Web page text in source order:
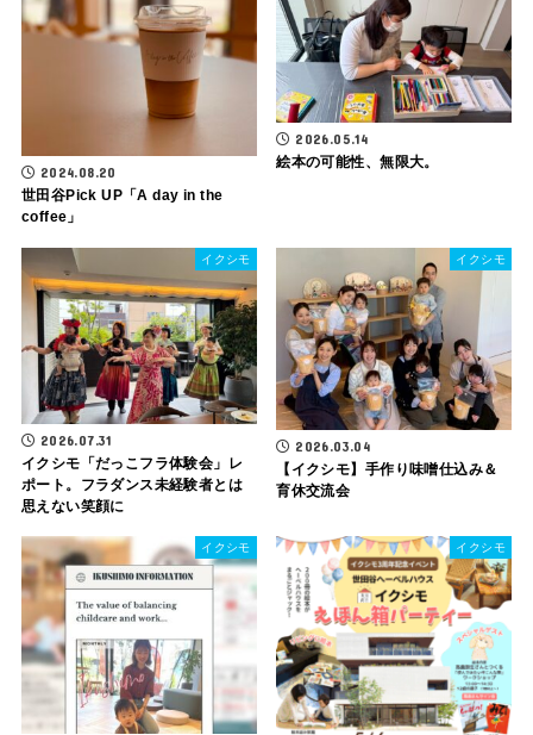
2024.08.20
世田谷Pick UP「A day in the
coffee」
2026.05.14
絵本の可能性、無限大。
イクシモ
2026.07.31
イクシモ「だっこフラ体験会」レ
ポート。フラダンス未経験者とは
思えない笑顔に
イクシモ
2026.03.04
【イクシモ】手作り味噌仕込み＆
育休交流会
イクシモ イクシモ